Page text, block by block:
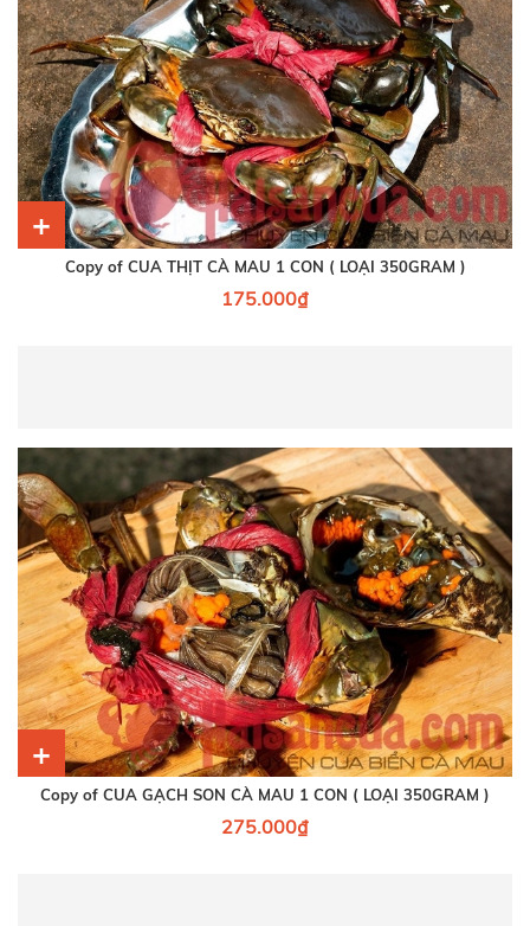
+
Copy of CUA THỊT CÀ MAU 1 CON ( LOẠI 350GRAM )
175.000₫
+
Copy of CUA GẠCH SON CÀ MAU 1 CON ( LOẠI 350GRAM )
275.000₫